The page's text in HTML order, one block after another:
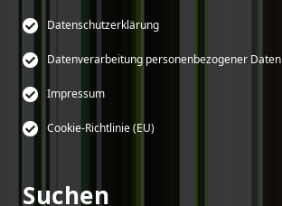
Datenschutzerklärung
Datenverarbeitung personenbezogener Daten
Impressum
Cookie-Richtlinie (EU)
Suchen